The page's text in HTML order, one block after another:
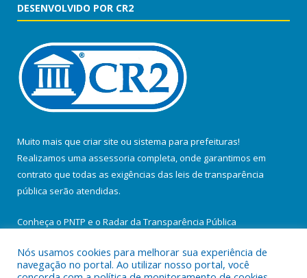
DESENVOLVIDO POR CR2
Muito mais que criar site ou sistema para prefeituras!
Realizamos uma assessoria completa, onde garantimos em
contrato que todas as exigências das leis de transparência
pública serão atendidas.
Conheça o PNTP e o Radar da Transparência Pública
Nós usamos cookies para melhorar sua experiência de
navegação no portal. Ao utilizar nosso portal, você